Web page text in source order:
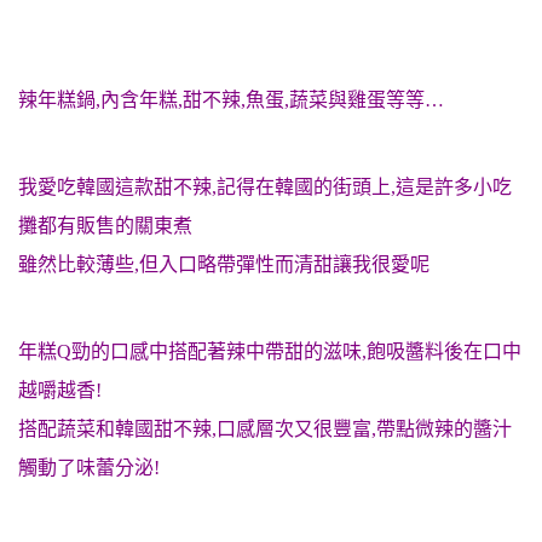
辣年糕鍋,內含年糕,甜不辣,魚蛋,蔬菜與雞蛋等等…
我愛吃韓國這款甜不辣,記得在韓國的街頭上,這是許多小吃
攤都有販售的關東煮
雖然比較薄些,但入口略帶彈性而清甜讓我很愛呢
年糕Q勁的 口感中搭配著辣中帶甜的滋味,飽吸醬料後在口中
越嚼越香!
搭配蔬菜和韓國甜不辣,口感層次又很豐富,帶點微辣的醬汁
觸動了味蕾分泌!